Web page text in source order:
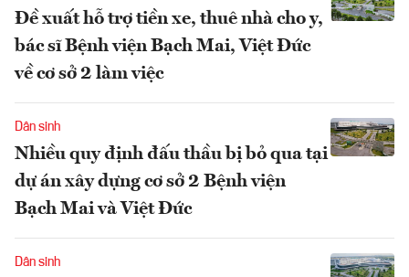
Đề xuất hỗ trợ tiền xe, thuê nhà cho y,
bác sĩ Bệnh viện Bạch Mai, Việt Đức
về cơ sở 2 làm việc
Dân sinh
Nhiều quy định đấu thầu bị bỏ qua tại
dự án xây dựng cơ sở 2 Bệnh viện
Bạch Mai và Việt Đức
Dân sinh